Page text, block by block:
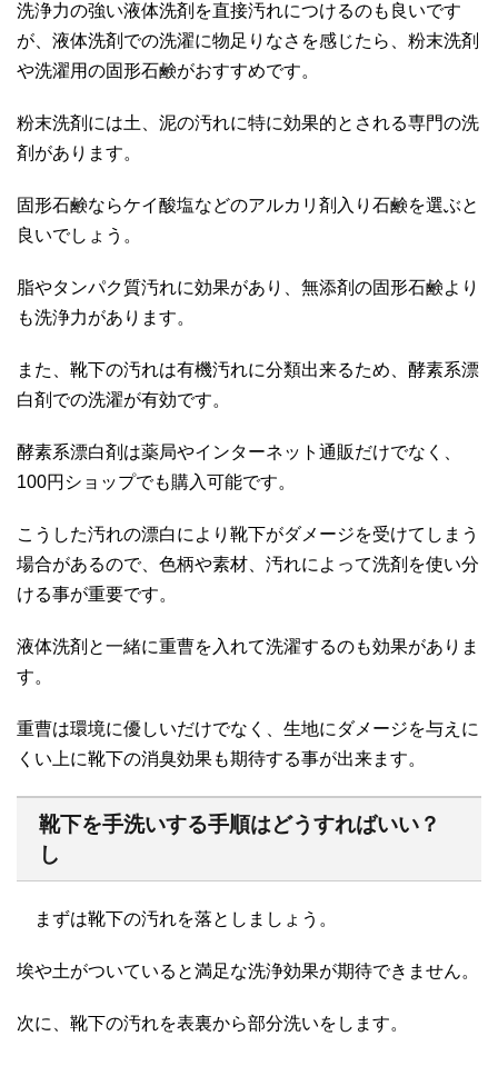
洗浄力の強い液体洗剤を直接汚れにつけるのも良いです
が、液体洗剤での洗濯に物足りなさを感じたら、粉末洗剤
や洗濯用の固形石鹸がおすすめです。
粉末洗剤には土、泥の汚れに特に効果的とされる専門の洗
剤があります。
固形石鹸ならケイ酸塩などのアルカリ剤入り石鹸を選ぶと
良いでしょう。
脂やタンパク質汚れに効果があり、無添剤の固形石鹸より
も洗浄力があります。
また、靴下の汚れは有機汚れに分類出来るため、酵素系漂
白剤での洗濯が有効です。
酵素系漂白剤は薬局やインターネット通販だけでなく、
100円ショップでも購入可能です。
こうした汚れの漂白により靴下がダメージを受けてしまう
場合があるので、色柄や素材、汚れによって洗剤を使い分
ける事が重要です。
液体洗剤と一緒に重曹を入れて洗濯するのも効果がありま
す。
重曹は環境に優しいだけでなく、生地にダメージを与えに
くい上に靴下の消臭効果も期待する事が出来ます。
靴下を手洗いする手順はどうすればいい？
し
まずは靴下の汚れを落としましょう。
埃や土がついていると満足な洗浄効果が期待できません。
次に、靴下の汚れを表裏から部分洗いをします。